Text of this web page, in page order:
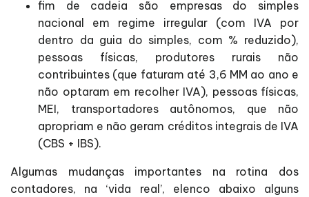
fim de cadeia são empresas do simples
nacional em regime irregular (com IVA por
dentro da guia do simples, com % reduzido),
pessoas físicas, produtores rurais não
contribuintes (que faturam até 3,6 MM ao ano e
não optaram em recolher IVA), pessoas físicas,
MEI, transportadores autônomos, que não
apropriam e não geram créditos integrais de IVA
(CBS + IBS).
Algumas mudanças importantes na rotina dos
contadores, na ‘vida real’, elenco abaixo alguns